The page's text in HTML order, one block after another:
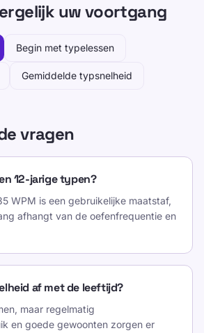
uw voortgang
Begin met typelessen
Gemiddelde typsnelheid
vragen
12-jarige typen?
WPM is een gebruikelijke maatstaf,
afhangt van de oefenfrequentie en
af met de leeftijd?
maar regelmatig
en goede gewoonten zorgen er